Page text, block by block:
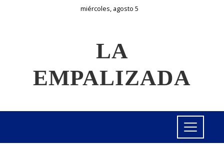
miércoles, agosto 5
LA
EMPALIZADA